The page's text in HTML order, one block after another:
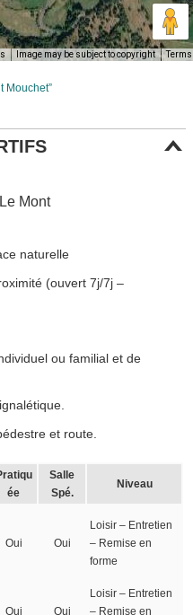
Image may be subject to copyright Terms
Mouchet”
Mont
naturelle
(ouvert 7j/7j –
ou familial et de
et route.
ée
Salle
Spé.
Niveau
Oui Oui
Loisir – Entretien
– Remise en
forme
Oui Oui
Loisir – Entretien
– Remise en